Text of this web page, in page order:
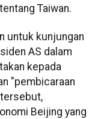
Taiwan.
untuk kunjungan
AS dalam
kepada
"pembicaraan
Beijing yang